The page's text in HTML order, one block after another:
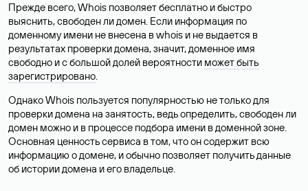
Прежде всего, Whois позволяет бесплатно и быстро
выяснить, свободен ли домен. Если информация по
доменному имени не внесена в whois и не выдается в
результатах проверки домена, значит, доменное имя
свободно и с большой долей вероятности может быть
зарегистрировано.
Однако Whois пользуется популярностью не только для
проверки домена на занятость, ведь определить, свободен ли
домен можно и в процессе подбора имени в доменной зоне.
Основная ценность сервиса в том, что он содержит всю
информацию о домене, и обычно позволяет получить данные
об истории домена и его владельце.